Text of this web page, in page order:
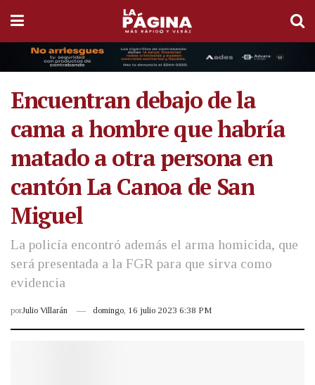
Encuentran debajo de la
cama a hombre que habría
matado a otra persona en
cantón La Canoa de San
Miguel
La policía encontró además el arma homicida, que
será presentada a la FGR para que sirva como
evidencia
porJulio Villarán domingo, 16 julio 2023 6:38 PM